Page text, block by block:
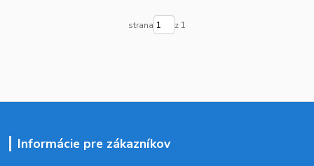
strana z 1
Informácie pre zákazníkov